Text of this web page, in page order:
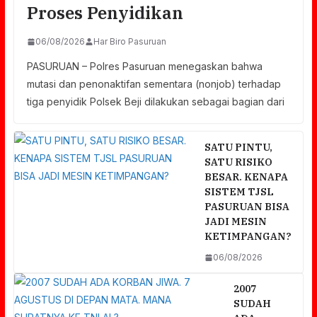
Proses Penyidikan
06/08/2026 Har Biro Pasuruan
PASURUAN – Polres Pasuruan menegaskan bahwa
mutasi dan penonaktifan sementara (nonjob) terhadap
tiga penyidik Polsek Beji dilakukan sebagai bagian dari
SATU PINTU,
SATU RISIKO
BESAR. KENAPA
SISTEM TJSL
PASURUAN BISA
JADI MESIN
KETIMPANGAN?
06/08/2026
2007
SUDAH